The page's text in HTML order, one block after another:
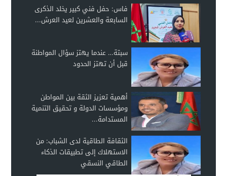
فاس: حفل فني كبير يخلد الذكرى
السابعة والعشرين لعيد العرش...
سبتة… عندما يهتز سؤال المواطنة
قبل أن تهتز الحدود
أهمية تعزيز الثقة بين المواطن
ومؤسسات الدولة و تحقيق التنمية
المستدامة...
الثقافة الطاقية لدى الشباب: من
الاستهلاك إلى تطبيقات الذكاء
الطاقي النسقي